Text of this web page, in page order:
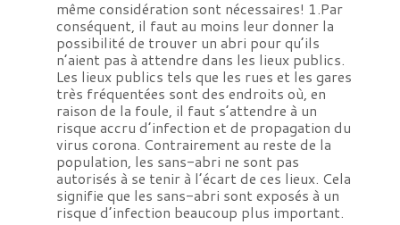
même considération sont nécessaires! 1.Par
conséquent, il faut au moins leur donner la
possibilité de trouver un abri pour qu’ils
n’aient pas à attendre dans les lieux publics.
Les lieux publics tels que les rues et les gares
très fréquentées sont des endroits où, en
raison de la foule, il faut s’attendre à un
risque accru d’infection et de propagation du
virus corona. Contrairement au reste de la
population, les sans-abri ne sont pas
autorisés à se tenir à l’écart de ces lieux. Cela
signifie que les sans-abri sont exposés à un
risque d’infection beaucoup plus important.